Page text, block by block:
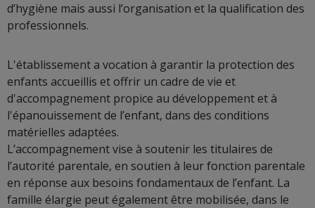
d’hygiène mais aussi l’organisation et la qualification des
professionnels.
L'établissement a vocation à garantir la protection des
enfants accueillis et offrir un cadre de vie et
d'accompagnement propice au développement et à
l'épanouissement de l’enfant, dans des conditions
matérielles adaptées.
L’accompagnement vise à soutenir les titulaires de
l’autorité parentale, en soutien à leur fonction parentale
en réponse aux besoins fondamentaux de l’enfant. La
famille élargie peut également être mobilisée, dans le